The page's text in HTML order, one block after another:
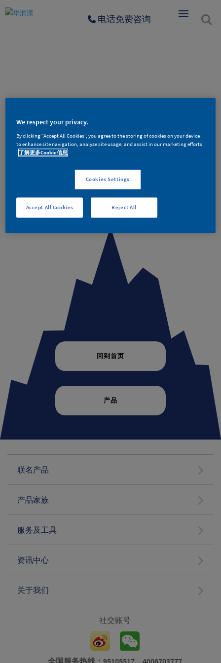
电话免费咨询
404
对不起，您访问的页面不存在！
回到首页
产品
联名产品
产品家族
服务及工具
资讯中心
关于我们
社交账号
全国服务热线：95105517，4006703777
We respect your privacy.
By clicking “Accept All Cookies”, you agree to the storing of cookies on your device
to enhance site navigation, analyze site usage, and assist in our marketing efforts.
了解更多Cookie信息
Cookies Settings
Reject All
Accept All Cookies